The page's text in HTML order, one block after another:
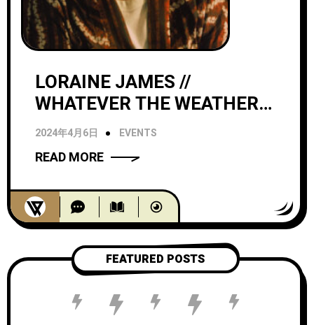
LORAINE JAMES //
WHATEVER THE WEATHER
JAPAN TOUR 2024
2024年4月6日 EVENTS
READ MORE
FEATURED POSTS